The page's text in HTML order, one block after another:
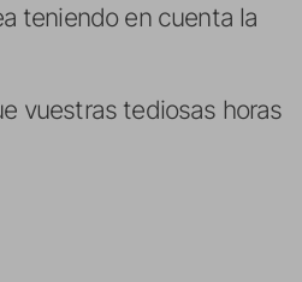
teniendo en cuenta la
vuestras tediosas horas